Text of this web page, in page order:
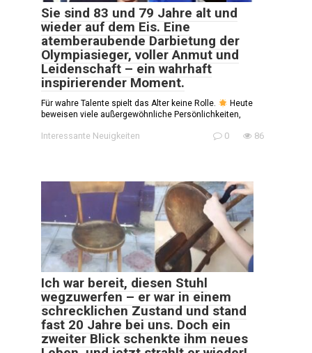
Sie sind 83 und 79 Jahre alt und
wieder auf dem Eis. Eine
atemberaubende Darbietung der
Olympiasieger, voller Anmut und
Leidenschaft – ein wahrhaft
inspirierender Moment.
Für wahre Talente spielt das Alter keine Rolle.
Heute
beweisen viele außergewöhnliche Persönlichkeiten,
Interessante Neuigkeiten 0 86
Ich war bereit, diesen Stuhl
wegzuwerfen – er war in einem
schrecklichen Zustand und stand
fast 20 Jahre bei uns. Doch ein
zweiter Blick schenkte ihm neues